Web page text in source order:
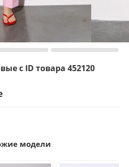
с ID товара 452120
модели